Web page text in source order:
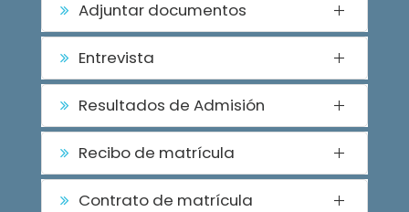
Adjuntar documentos
Entrevista
Resultados de Admisión
Recibo de matrícula
Contrato de matrícula